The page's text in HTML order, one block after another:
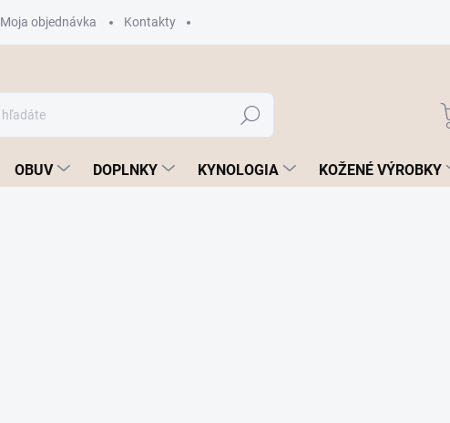
Moja objednávka Kontakty
Hľadať
OBUV DOPLNKY KYNOLOGIA KOŽENÉ VÝROBKY